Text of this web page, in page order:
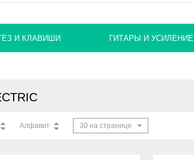
И КЛАВИШИ ГИТАРЫ И УСИЛЕНИЕ
Алфавит 30 на странице